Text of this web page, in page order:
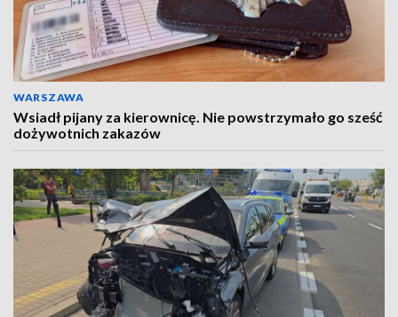
WARSZAWA
Wsiadł pijany za kierownicę. Nie powstrzymało go sześć
dożywotnich zakazów